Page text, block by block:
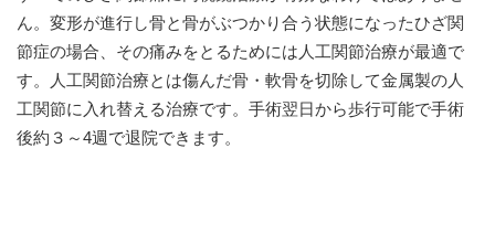
ん。変形が進行し骨と骨がぶつかり合う状態になったひざ関
節症の場合、その痛みをとるためには人工関節治療が最適で
す。人工関節治療とは傷んだ骨・軟骨を切除して金属製の人
工関節に入れ替える治療です。手術翌日から歩行可能で手術
後約３～4週で退院できます。